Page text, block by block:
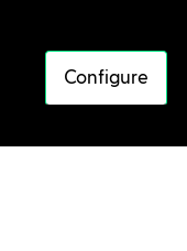
Configure